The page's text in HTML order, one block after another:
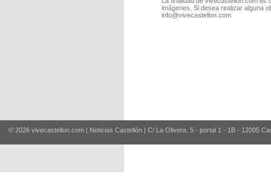
imágenes. Si desea realizar alguna
info@vivecastellon.com
© 2026 vivecastellon.com | Noticias Castellón | C/ La Olivera, 5 - portal 1 - 1B - 12005